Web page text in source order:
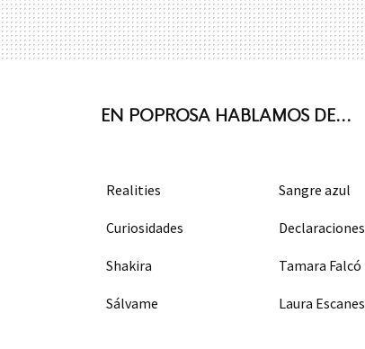
EN POPROSA HABLAMOS DE...
Realities Sangre azul
Curiosidades Declaraciones
Shakira Tamara Falcó
Sálvame Laura Escanes